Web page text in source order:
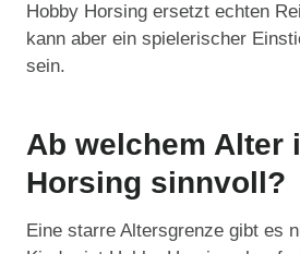
Hobby Horsing ersetzt echten
kann aber ein spielerischer
sein.
Ab welchem Alter
Horsing sinnvoll?
Eine starre Altersgrenze gibt es